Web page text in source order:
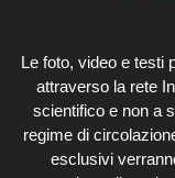
Le foto, video e testi
attraverso la rete
scientifico e non a
regime di
esclusivi